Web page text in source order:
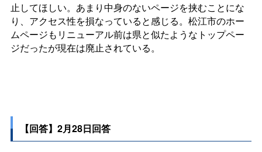
止してほしい。あまり中身のないページを挟むことにな
り、アクセス性を損なっていると感じる。松江市のホー
ムページもリニューアル前は県と似たようなトップペー
ジだったが現在は廃止されている。
【回答】2月28日回答